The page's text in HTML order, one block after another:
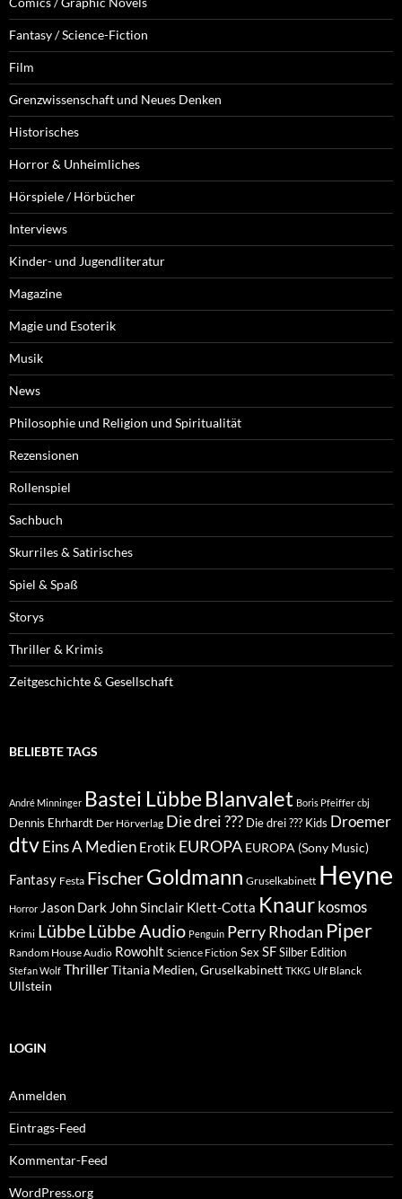
Fantasy / Science-Fiction
Film
Grenzwissenschaft und Neues Denken
Historisches
Horror & Unheimliches
Hörspiele / Hörbücher
Interviews
Kinder- und Jugendliteratur
Magazine
Magie und Esoterik
Musik
News
Philosophie und Religion und Spiritualität
Rezensionen
Rollenspiel
Sachbuch
Skurriles & Satirisches
Spiel & Spaß
Storys
Thriller & Krimis
Zeitgeschichte & Gesellschaft
BELIEBTE TAGS
André Minninger Bastei Lübbe Blanvalet Boris Pfeiffer cbj
Dennis Ehrhardt Der Hörverlag Die drei ??? Die drei ??? Kids Droemer
dtvEins A Medien Erotik EUROPA EUROPA (Sony Music)
Fantasy Festa FischerGoldmann Gruselkabinett Heyne
Horror Jason Dark John Sinclair Klett-Cotta Knaur kosmos
Krimi LübbeLübbe Audio Penguin Perry Rhodan Piper
Random House Audio Rowohlt Science Fiction Sex SFSilber Edition
Stefan Wolf ThrillerTitania Medien, Gruselkabinett TKKG Ulf Blanck
Ullstein
LOGIN
Anmelden
Eintrags-Feed
Kommentar-Feed
WordPress.org